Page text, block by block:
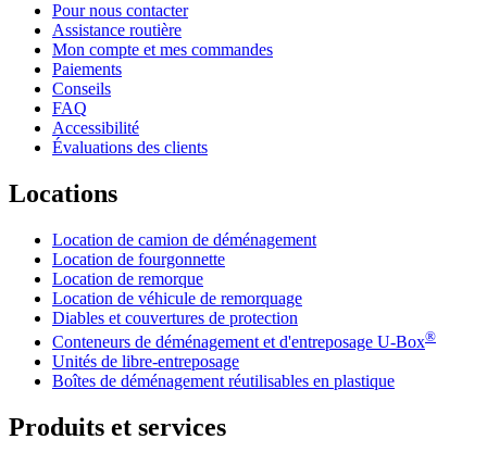
Pour nous contacter
Assistance routière
Mon compte et mes commandes
Paiements
Conseils
FAQ
Accessibilité
Évaluations des clients
Locations
Location de camion de déménagement
Location de fourgonnette
Location de remorque
Location de véhicule de remorquage
Diables et couvertures de protection
Conteneurs de déménagement et d'entreposage U-Box®
Unités de libre-entreposage
Boîtes de déménagement réutilisables en plastique
Produits et services